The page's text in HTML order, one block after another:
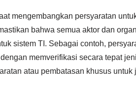
mengembangkan persyaratan
bahwa semua aktor dan
sistem TI. Sebagai contoh,
memverifikasi secara tepat
atau pembatasan khusus untuk